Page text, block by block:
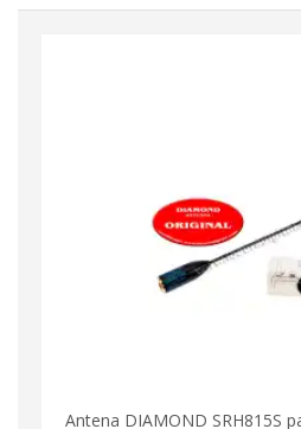
Antena DIAMOND SRH815S